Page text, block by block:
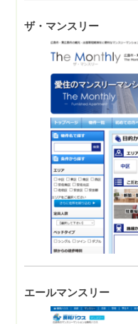
ザ・マンスリー
エールマンスリー